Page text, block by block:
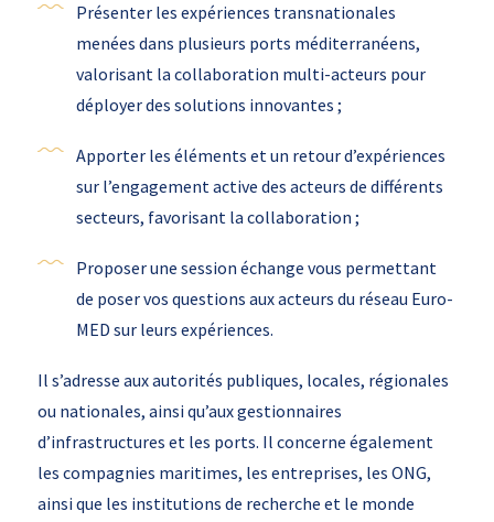
Présenter les expériences transnationales
menées dans plusieurs ports méditerranéens,
valorisant la collaboration multi-acteurs pour
déployer des solutions innovantes ;
Apporter les éléments et un retour d’expériences
sur l’engagement active des acteurs de différents
secteurs, favorisant la collaboration ;
Proposer une session échange vous permettant
de poser vos questions aux acteurs du réseau Euro-
MED sur leurs expériences.
Il s’adresse aux autorités publiques, locales, régionales
ou nationales, ainsi qu’aux gestionnaires
d’infrastructures et les ports. Il concerne également
les compagnies maritimes, les entreprises, les ONG,
ainsi que les institutions de recherche et le monde